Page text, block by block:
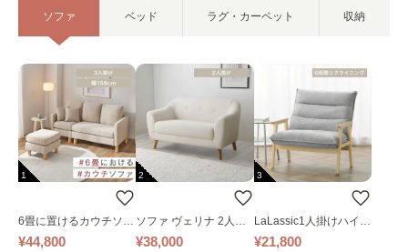
ソファ ベッド ラグ・カーペット 収納
1
6畳に置けるカウチソフ
ァ｜ベージュ
¥44,800
2
ソファ ヴェリナ 2人掛
け
¥38,000
3
LaLassic1人掛けハイバ
ックソファ ワイド
¥21,800